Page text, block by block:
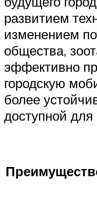
развитием
изменением
общества,
эффективно
городскую
более
доступной для